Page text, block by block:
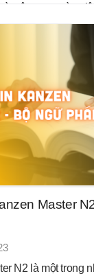
tập trung vào
học thông qua
hành. Dưới đây
Kanzen Master N2.
Master
N2 là một trong